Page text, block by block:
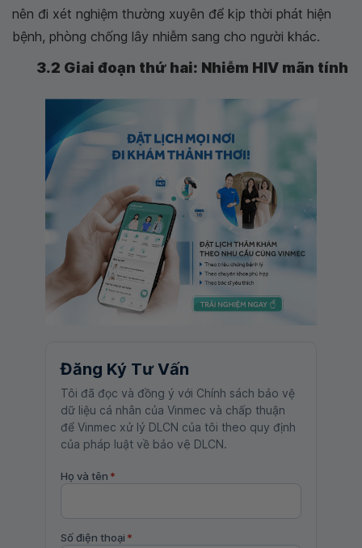
nên đi xét nghiệm thường xuyên để kịp thời phát hiện
bệnh, phòng chống lây nhiễm sang cho người khác.
3.2 Giai đoạn thứ hai: Nhiễm HIV mãn tính
Đăng Ký Tư Vấn
Tôi đã đọc và đồng ý với Chính sách bảo vệ
dữ liệu cá nhân của Vinmec và chấp thuận
để Vinmec xử lý DLCN của tôi theo quy định
của pháp luật về bảo vệ DLCN.
Họ và tên *
Số điện thoại *